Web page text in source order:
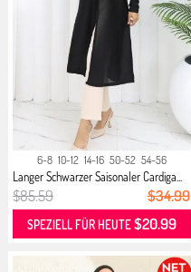
6-8 10-12 14-16 50-52 54-56
Langer Schwarzer Saisonaler Cardiga...
$85.59 $34.99
SPEZIELL FÜR HEUTE$20.99